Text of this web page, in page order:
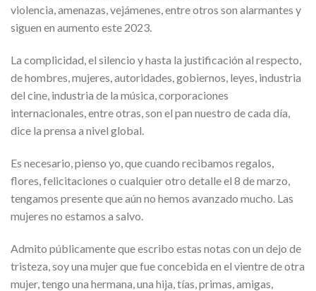
violencia, amenazas, vejámenes, entre otros son alarmantes y
siguen en aumento este 2023.
La complicidad, el silencio y hasta la justificación al respecto,
de hombres, mujeres, autoridades, gobiernos, leyes, industria
del cine, industria de la música, corporaciones
internacionales, entre otras, son el pan nuestro de cada día,
dice la prensa a nivel global.
Es necesario, pienso yo, que cuando recibamos regalos,
flores, felicitaciones o cualquier otro detalle el 8 de marzo,
tengamos presente que aún no hemos avanzado mucho. Las
mujeres no estamos a salvo.
Admito públicamente que escribo estas notas con un dejo de
tristeza, soy una mujer que fue concebida en el vientre de otra
mujer, tengo una hermana, una hija, tías, primas, amigas,